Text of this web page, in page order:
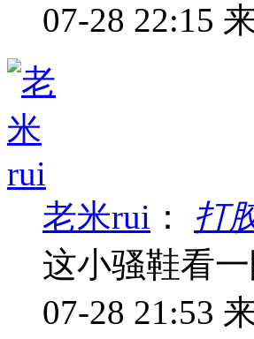
07-28 22:15
老米rui ： 打
这小骚鞋看
07-28 21:53